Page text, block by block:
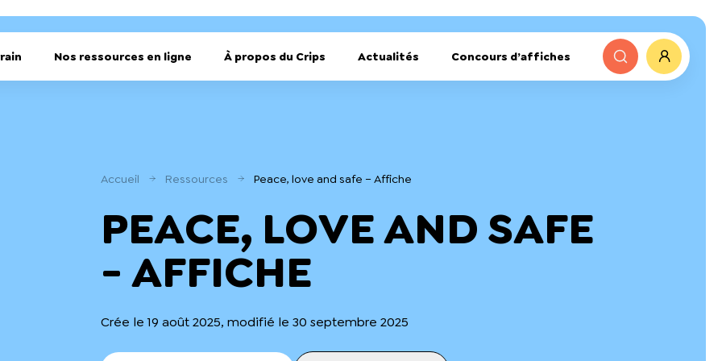
Nos ressources en ligne À propos du Crips Actualités Concours d’affiches
Accueil Ressources Peace, love and safe – Affiche
PEACE, LOVE AND SAFE
- AFFICHE
Crée le 19 août 2025, modifié le 30 septembre 2025